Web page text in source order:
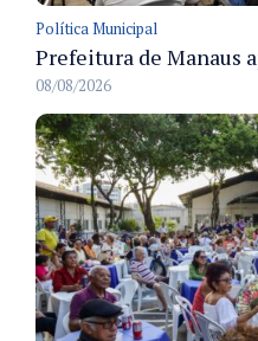
Política Municipal
08/08/2026